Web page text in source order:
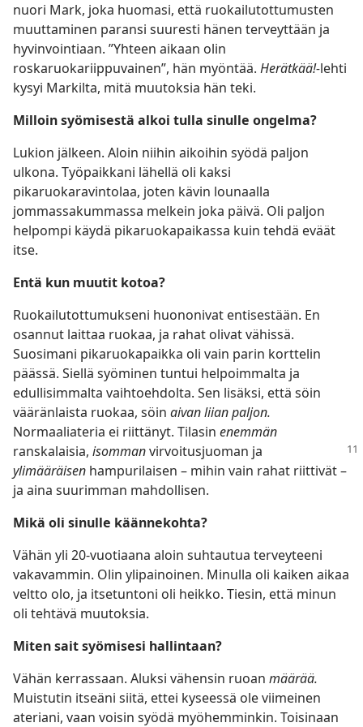
nuori Mark, joka huomasi, että ruokailutottumusten
muuttaminen paransi suuresti hänen terveyttään ja
hyvinvointiaan. ”Yhteen aikaan olin
roskaruokariippuvainen”, hän myöntää. Herätkää!-lehti
kysyi Markilta, mitä muutoksia hän teki.
Milloin syömisestä alkoi tulla sinulle ongelma?
Lukion jälkeen. Aloin niihin aikoihin syödä paljon
ulkona. Työpaikkani lähellä oli kaksi
pikaruokaravintolaa, joten kävin lounaalla
jommassakummassa melkein joka päivä. Oli paljon
helpompi käydä pikaruokapaikassa kuin tehdä eväät
itse.
Entä kun muutit kotoa?
Ruokailutottumukseni huononivat entisestään. En
osannut laittaa ruokaa, ja rahat olivat vähissä.
Suosimani pikaruokapaikka oli vain parin korttelin
päässä. Siellä syöminen tuntui helpoimmalta ja
edullisimmalta vaihtoehdolta. Sen lisäksi, että söin
vääränlaista ruokaa, söin aivan liian paljon.
Normaaliateria ei riittänyt. Tilasin enemmän
ranskalaisia, isommanvirvoitusjuoman ja
ylimääräisen hampurilaisen – mihin vain rahat riittivät –
ja aina suurimman mahdollisen.
Mikä oli sinulle käännekohta?
Vähän yli 20-vuotiaana aloin suhtautua terveyteeni
vakavammin. Olin ylipainoinen. Minulla oli kaiken aikaa
veltto olo, ja itsetuntoni oli heikko. Tiesin, että minun
oli tehtävä muutoksia.
Miten sait syömisesi hallintaan?
Vähän kerrassaan. Aluksi vähensin ruoan määrää.
Muistutin itseäni siitä, ettei kyseessä ole viimeinen
ateriani, vaan voisin syödä myöhemminkin. Toisinaan